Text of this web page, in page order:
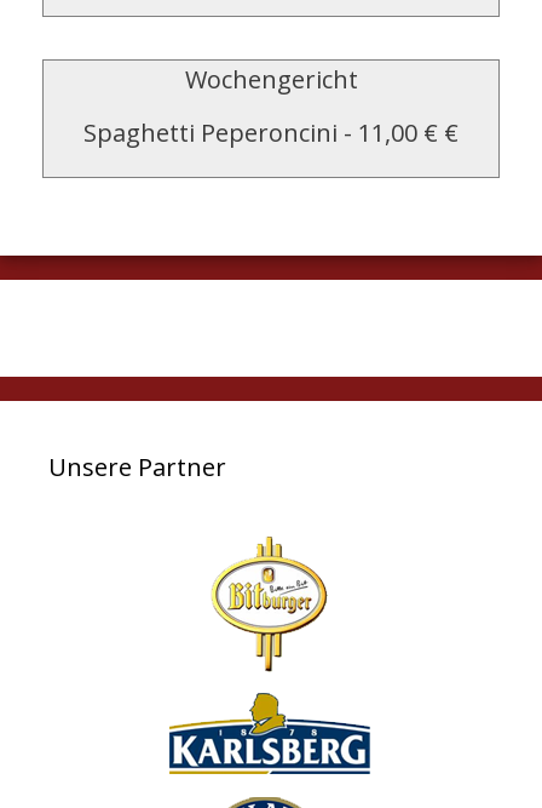
Wochengericht
Spaghetti Peperoncini - 11,00 € €
Unsere Partner